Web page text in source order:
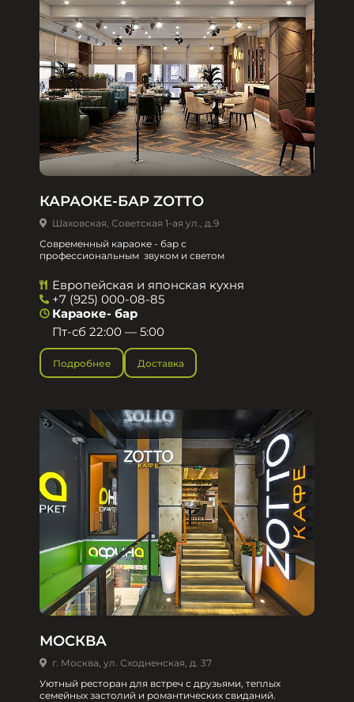
КАРАОКЕ-БАР ZOTTO
Шаховская, Советская 1-ая ул., д.9
Современный караоке - бар с
профессиональным звуком и светом
Европейская и японская кухня
+7 (925) 000-08-85
Караоке- бар
Пт-сб 22:00 — 5:00
Подробнее Доставка
МОСКВА
г. Москва, ул. Сходненская, д. 37
Уютный ресторан для встреч с друзьями, теплых
семейных застолий и романтических свиданий.